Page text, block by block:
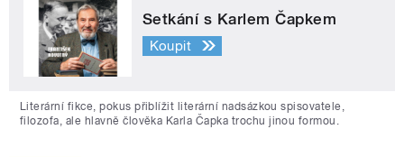
Setkání s Karlem Čapkem
Koupit
Literární fikce, pokus přiblížit literární nadsázkou spisovatele,
filozofa, ale hlavně člověka Karla Čapka trochu jinou formou.